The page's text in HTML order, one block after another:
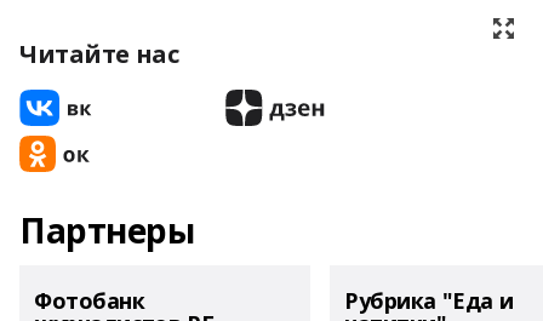
Читайте нас
Партнеры
Фотобанк Рубрика "Еда и